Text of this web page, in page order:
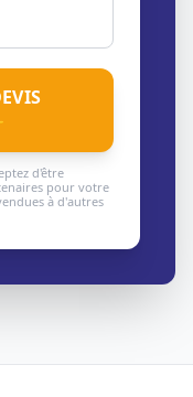
d'être
pour votre
à d'autres